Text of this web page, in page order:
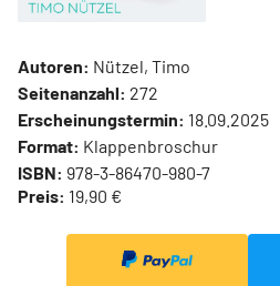
Autoren: Nützel, Timo
Seitenanzahl: 272
Erscheinungstermin: 18.09.2025
Format: Klappenbroschur
ISBN: 978-3-86470-980-7
Preis: 19,90 €